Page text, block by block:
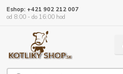
Eshop: +421 902 212 007
od 8:00 - do 16:00 hod